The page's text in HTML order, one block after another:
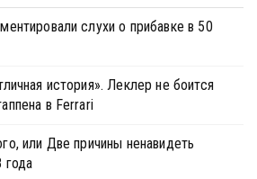
слухи о прибавке в 50
история». Леклер не боится
в Ferrari
или Две причины ненавидеть